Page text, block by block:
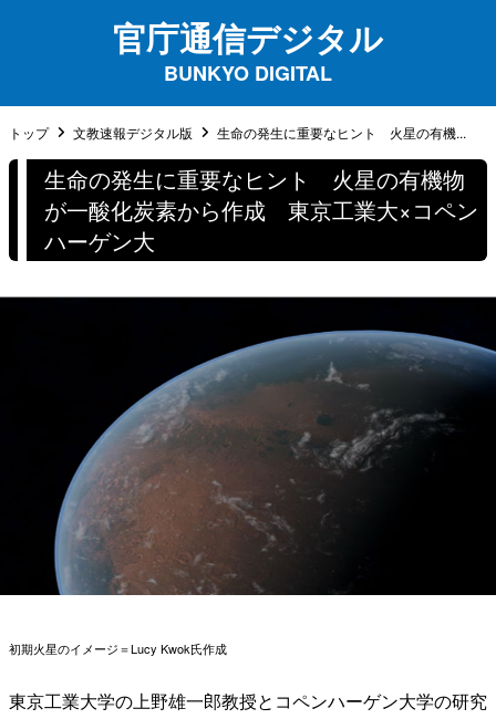
官庁通信デジタル
BUNKYO DIGITAL
トップ 文教速報デジタル版 生命の発生に重要なヒント 火星の有機...
生命の発生に重要なヒント 火星の有機物
が一酸化炭素から作成 東京工業大×コペン
ハーゲン大
初期火星のイメージ＝Lucy Kwok氏作成
東京工業大学の上野雄一郎教授とコペンハーゲン大学の研究